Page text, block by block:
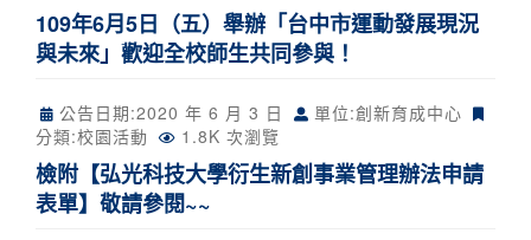
109年6月5日（五）舉辦「台中市運動發展現況
與未來」歡迎全校師生共同參與！
公告日期:2020 年 6 月 3 日
單位:創新育成中心
分類:校園活動 1.8K 次瀏覽
檢附【弘光科技大學衍生新創事業管理辦法申請
表單】敬請參閱~~